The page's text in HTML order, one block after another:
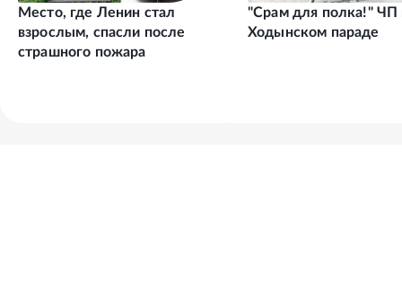
Место, где Ленин стал
взрослым, спасли после
страшного пожара
"Срам для полка!" ЧП
Ходынском параде